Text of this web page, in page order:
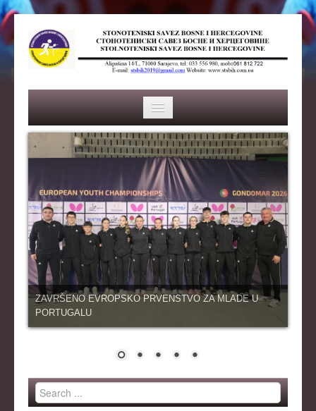
HOME
SAVEZ
ISTORIJA
ORGANI SAVEZA
OSNOVNI PODACI
REPREZENTACIJA
ZAVRŠENO EVROPSKO PRVENSTVO ZA MLADE U
PORTUGALU
Search
...